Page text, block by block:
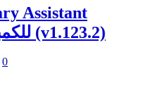
للكمبيوتر من ميديا فاير مجاناً (v1.123.2)
0